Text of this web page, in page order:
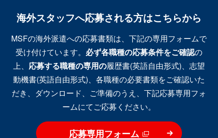
海外スタッフへ応募される方はこちらから
MSFの海外派遣への応募書類は、下記の専用フォームで
受け付けています。 必ず各職種の応募条件をご確認の
上、 応募する職種の専用の履歴書(英語自由形式)、志望
動機書(英語自由形式)、各職種の必要書類をご確認いた
だき、ダウンロード、ご準備のうえ、下記応募専用フォ
ームにてご応募ください。
応募専用フォーム